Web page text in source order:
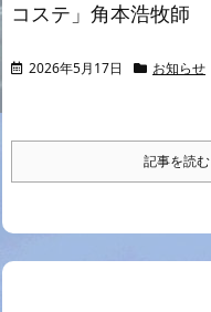
コステ」角本浩牧師
2026年5月17日 お知らせ
記事を読む